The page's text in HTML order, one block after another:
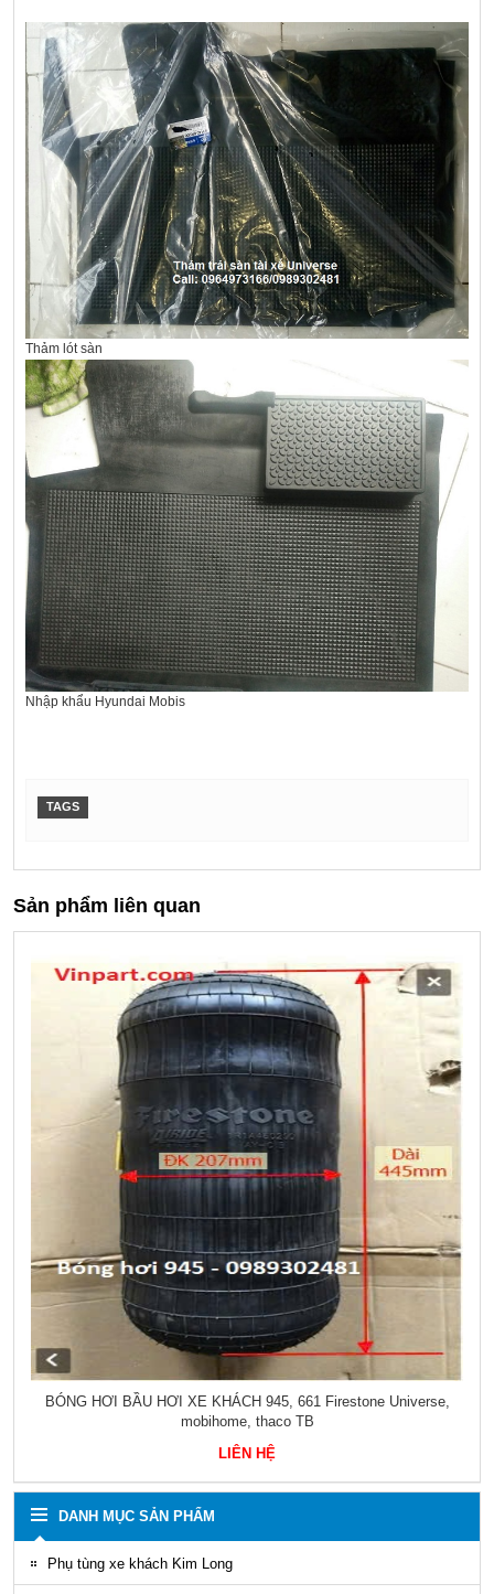
Thảm lót sàn
Nhập khẩu Hyundai Mobis
TAGS
Sản phẩm liên quan
DANH SÁCH PHỤ TÙNG COUNTY UNIVERSE SPACE GRAND
BIRD
LIÊN HỆ
DANH MỤC SẢN PHẨM
Phụ tùng xe khách Kim Long